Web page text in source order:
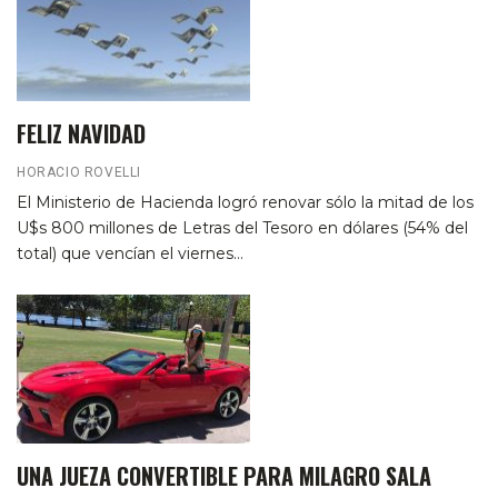
FELIZ NAVIDAD
HORACIO ROVELLI
El Ministerio de Hacienda logró renovar sólo la mitad de los
U$s 800 millones de Letras del Tesoro en dólares (54% del
total) que vencían el viernes…
UNA JUEZA CONVERTIBLE PARA MILAGRO SALA